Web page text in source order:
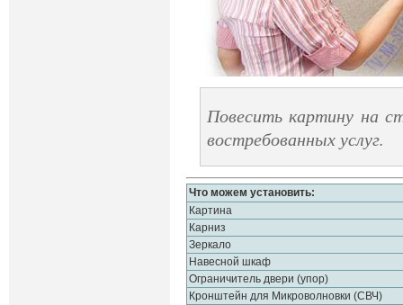
Повесить картину на
востребованных услуг.
Что можем установить:
Картина
Карниз
Зеркало
Навесной шкаф
Ограничитель двери (упор)
Кронштейн для Микроволновки (СВЧ)